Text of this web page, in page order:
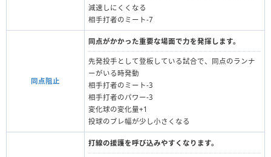
減速しにくくなる
相手打者のミート-7
同点阻止
同点がかかった重要な場面で力を発揮します。
先発投手として登板している試合で、同点のランナ
ーがいる時発動
相手打者のミート‐3
相手打者のパワー-3
変化球の変化量+1
投球のブレ幅が少し小さくなる
打線の援護を呼び込みやすくなります。